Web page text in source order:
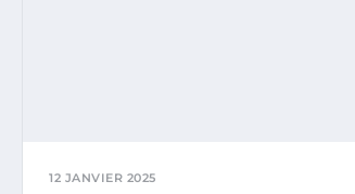
12 JANVIER 2025